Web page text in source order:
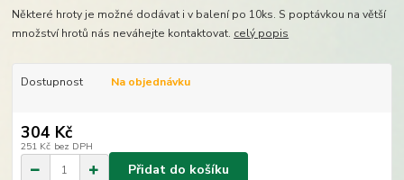
Některé hroty je možné dodávat i v balení po 10ks. S poptávkou na větší
množství hrotů nás neváhejte kontaktovat. celý popis
Dostupnost Na objednávku
304 Kč
251 Kč bez DPH
Přidat do košíku